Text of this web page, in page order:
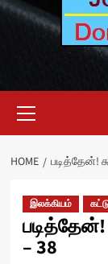
Menu
HOME படித்தேன்!
இலக்கியம்
– 38